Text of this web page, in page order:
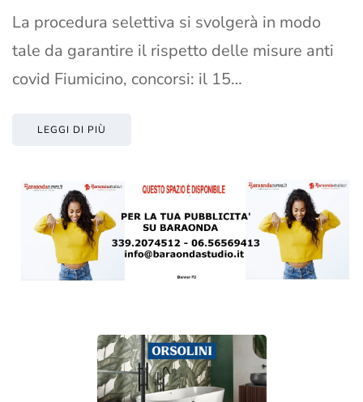
La procedura selettiva si svolgerà in modo
tale da garantire il rispetto delle misure anti
covid Fiumicino, concorsi: il 15…
LEGGI DI PIÙ